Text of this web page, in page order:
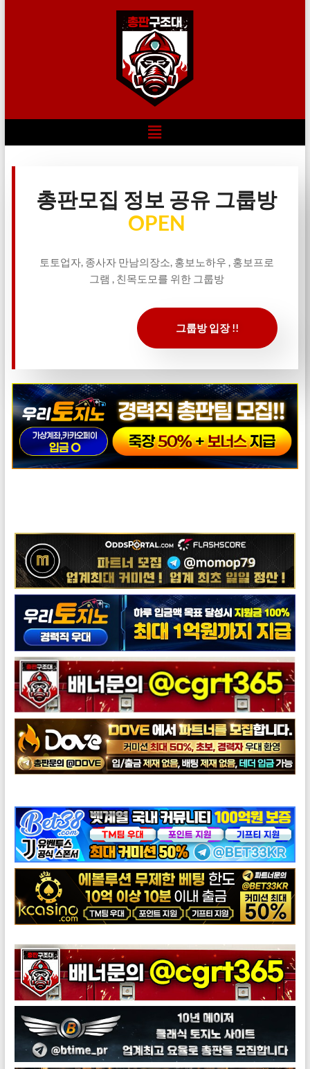
총판모집 정보 공유 그룹방
OPEN
토토업자, 종사자 만남의장소, 홍보노하우 , 홍보프로
그램 , 친목도모를 위한 그룹방
그룹방 입장 !!